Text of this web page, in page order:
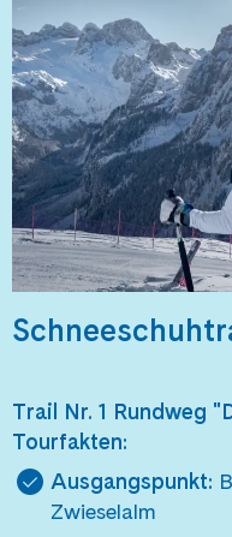
Trail Nr. 1 Rundweg
Tourfakten:
Ausgangspunkt:
Zwieselalm